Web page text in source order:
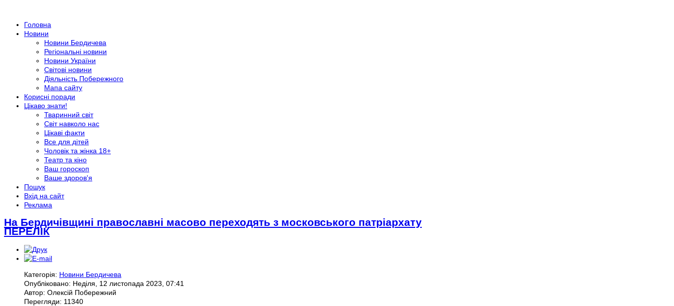
Головна
Новини
Новини Бердичева
Регіональні новини
Новини України
Світові новини
Діяльність Побережного
Мапа сайту
Корисні поради
Цікаво знати!
Тваринний світ
Світ навколо нас
Цікаві факти
Все для дітей
Чоловік та жінка 18+
Театр та кіно
Ваш гороскоп
Ваше здоров'я
Пошук
Вхід на сайт
Реклама
На Бердичівщині православні масово переходять з московського патріархату
ПЕРЕЛІК
Категорія: Новини Бердичева
Опубліковано: Неділя, 12 листопада 2023, 07:41
Автор: Олексій Побережний
Перегляди: 11340